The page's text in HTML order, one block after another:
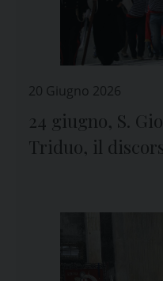
20 Giugno 2026
24 giugno, S.
Triduo, il discorso alla Città e alla